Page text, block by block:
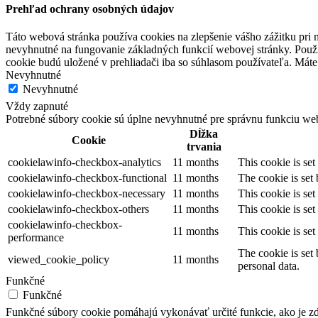
Prehľad ochrany osobných údajov
Táto webová stránka používa cookies na zlepšenie vášho zážitku
nevyhnutné na fungovanie základných funkcií webovej stránky.
cookie budú uložené v prehliadači iba so súhlasom používateľa.
Nevyhnutné
Nevyhnutné
Vždy zapnuté
Potrebné súbory cookie sú úplne nevyhnutné pre správnu funkciu
Cookie
Dĺžka
trvania
cookielawinfo-checkbox-analytics
11 months
This cookie is
cookielawinfo-checkbox-functional 11 months
The cookie is set
cookielawinfo-checkbox-necessary
11 months
This cookie is
cookielawinfo-checkbox-others
11 months
This cookie is
cookielawinfo-checkbox-
performance
11 months This cookie is
viewed_cookie_policy 11 months
The cookie is set
personal data.
Funkčné
Funkčné
Funkčné súbory cookie pomáhajú vykonávať určité funkcie, ako je